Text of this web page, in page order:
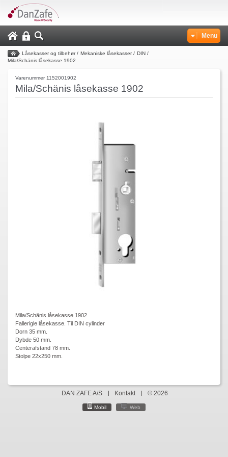
Menu
Låsekasser og tilbehør/ Mekaniske låsekasser/ DIN /
Mila/Schänis låsekasse 1902
Varenummer 1152001902
Mila/Schänis låsekasse 1902
Mila/Schänis låsekasse 1902
Fallerigle låsekasse. Til DIN cylinder
Dorn 35 mm.
Dybde 50 mm.
Centerafstand 78 mm.
Stolpe 22x250 mm.
DAN ZAFE A/S Kontakt © 2026
Mobil Web